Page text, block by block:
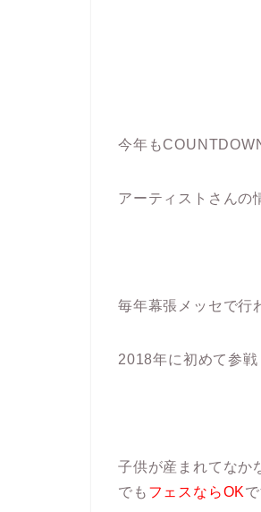
今年も
アーティストさんの
毎年幕張メッセで行
2018年に初めて参戦
子供が産まれてなか
でも フェスならOK